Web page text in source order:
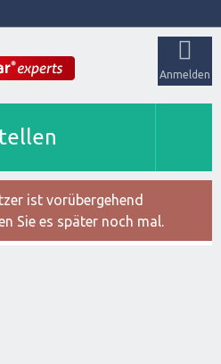
Anmelden
ist vorübergehend
Sie es später noch mal.